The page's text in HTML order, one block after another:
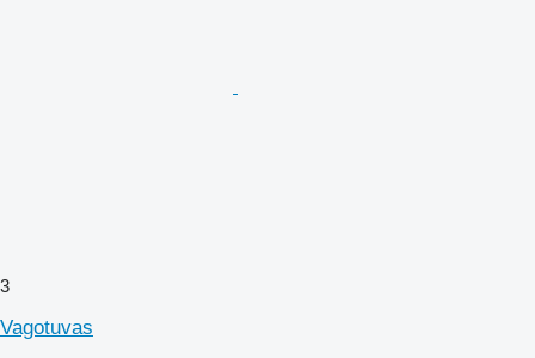
3
Vagotuvas